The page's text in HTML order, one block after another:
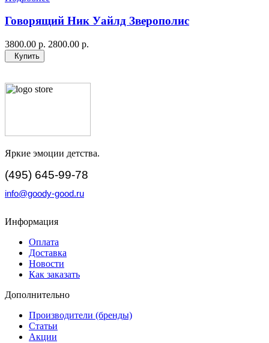
Говорящий Ник Уайлд Зверополис
3800.00 р. 2800.00 р.
Купить
Яркие эмоции детства.
(495) 645-99-78
info@goody-good.ru
Информация
Оплата
Доставка
Новости
Как заказать
Дополнительно
Производители (бренды)
Статьи
Акции